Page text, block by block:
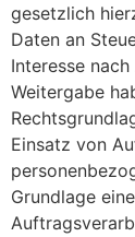
gesetzlich
Daten an
Interesse
Weitergabe
Einsatz von
Grundlage